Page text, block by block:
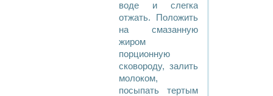
воде и слегка
отжать. Положить
на смазанную
жиром
порционную
сковороду, залить
молоком,
посыпать тертым